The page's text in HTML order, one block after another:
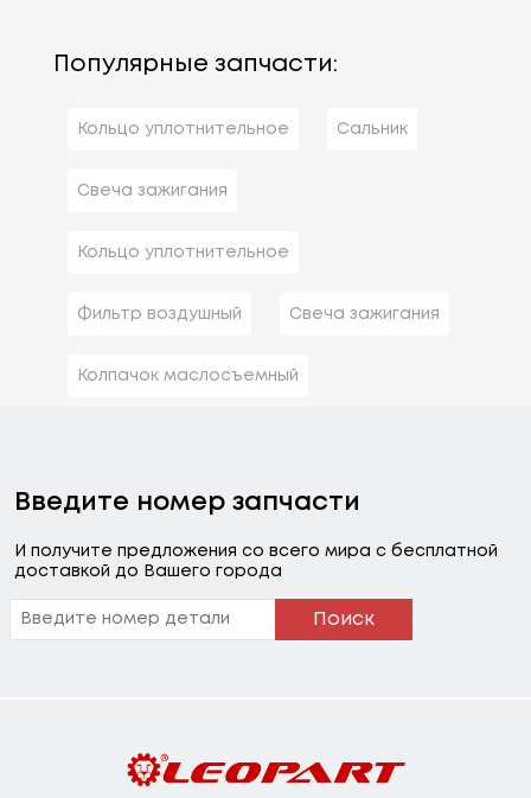
Популярные запчасти:
Кольцо уплотнительное Сальник
Свеча зажигания
Кольцо уплотнительное
Фильтр воздушный Свеча зажигания
Колпачок маслосъемный
Введите номер запчасти
И получите предложения со всего мира с бесплатной
доставкой до Вашего города
Поиск